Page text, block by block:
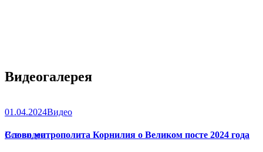
Видеогалерея
01.04.2024Видео
Слово митрополита Корнилия о Великом посте 2024 года
Все видео